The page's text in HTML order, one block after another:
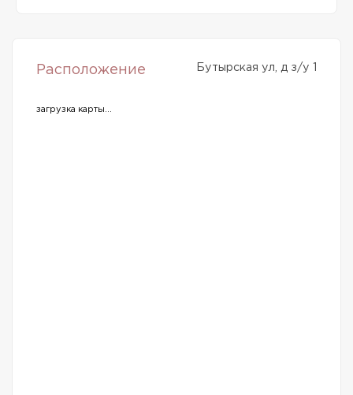
Расположение Бутырская ул, д з/у 1
загрузка карты...